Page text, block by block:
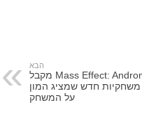
הבא
Mass Effect: Andromeda מקבל
משחקיות חדש שמציג המון
על המשחק